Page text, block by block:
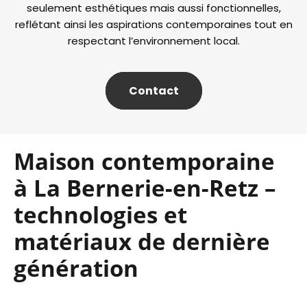
seulement esthétiques mais aussi fonctionnelles,
reflétant ainsi les aspirations contemporaines tout en
respectant l’environnement local.
Contact
Maison contemporaine
à La Bernerie-en-Retz –
technologies et
matériaux de dernière
génération